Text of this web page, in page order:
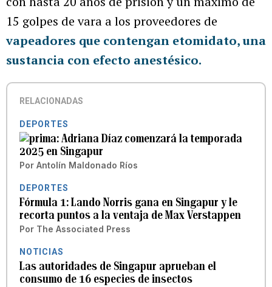
15 golpes de vara a los proveedores de
vapeadores que contengan etomidato, una
sustancia con efecto anestésico.
RELACIONADAS
DEPORTES
Adriana Díaz comenzará la temporada
2025 en Singapur
Por Antolín Maldonado Ríos
DEPORTES
Fórmula 1: Lando Norris gana en Singapur y le
recorta puntos a la ventaja de Max Verstappen
Por The Associated Press
NOTICIAS
Las autoridades de Singapur aprueban el
consumo de 16 especies de insectos